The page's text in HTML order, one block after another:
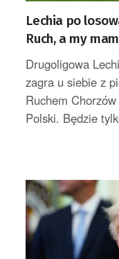
Lechia po
Ruch, a my
Drugoligowa
zagra u siebie z
Ruchem
Polski. Będzie